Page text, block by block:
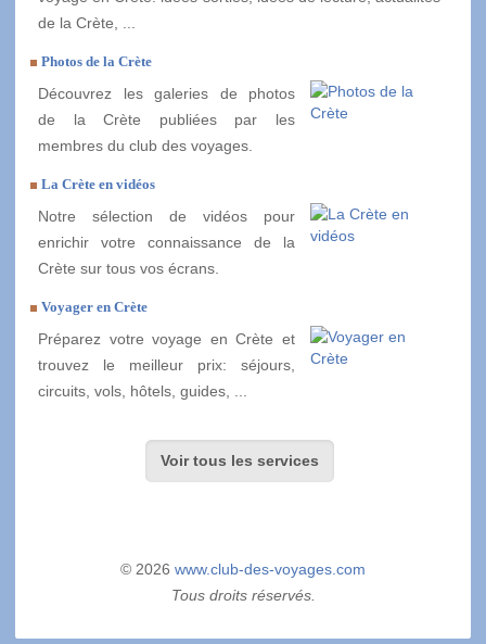
de la Crète, ...
Photos de la Crète
Découvrez les galeries de photos
de la Crète publiées par les
membres du club des voyages.
La Crète en vidéos
Notre sélection de vidéos pour
enrichir votre connaissance de la
Crète sur tous vos écrans.
Voyager en Crète
Préparez votre voyage en Crète et
trouvez le meilleur prix: séjours,
circuits, vols, hôtels, guides, ...
Voir tous les services
© 2026 www.club-des-voyages.com
Tous droits réservés.